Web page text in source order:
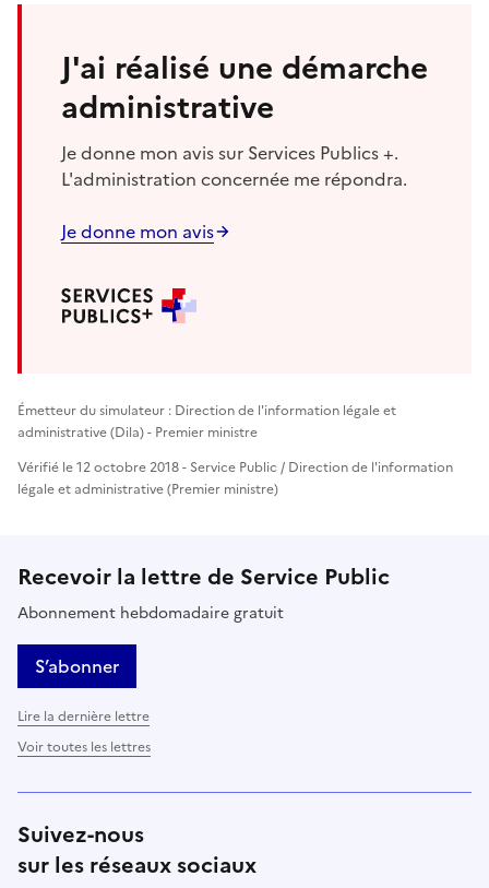
J'ai réalisé une démarche
administrative
Je donne mon avis sur Services Publics +.
L'administration concernée me répondra.
Je donne mon avis
Émetteur du simulateur : Direction de l'information légale et
administrative (Dila) - Premier ministre
Vérifié le 12 octobre 2018 - Service Public / Direction de l'information
légale et administrative (Premier ministre)
Recevoir la lettre de Service Public
Abonnement hebdomadaire gratuit
S’abonner
Lire la dernière lettre
Voir toutes les lettres
Suivez-nous
sur les réseaux sociaux